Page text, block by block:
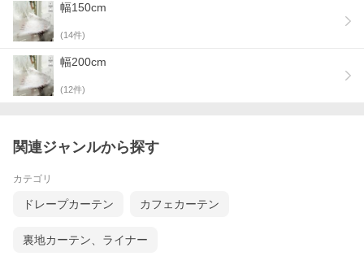
幅150cm
(14件)
幅200cm
(12件)
関連ジャンルから探す
カテゴリ
ドレープカーテン カフェカーテン
裏地カーテン、ライナー